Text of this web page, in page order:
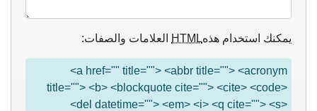
يمكنك استخدام هذهHTML العلامات والصفات:
<a href="" title=""> <abbr title=""> <acronym
title=""> <b> <blockquote cite=""> <cite> <code>
<del datetime=""> <em> <i> <q cite=""> <s>